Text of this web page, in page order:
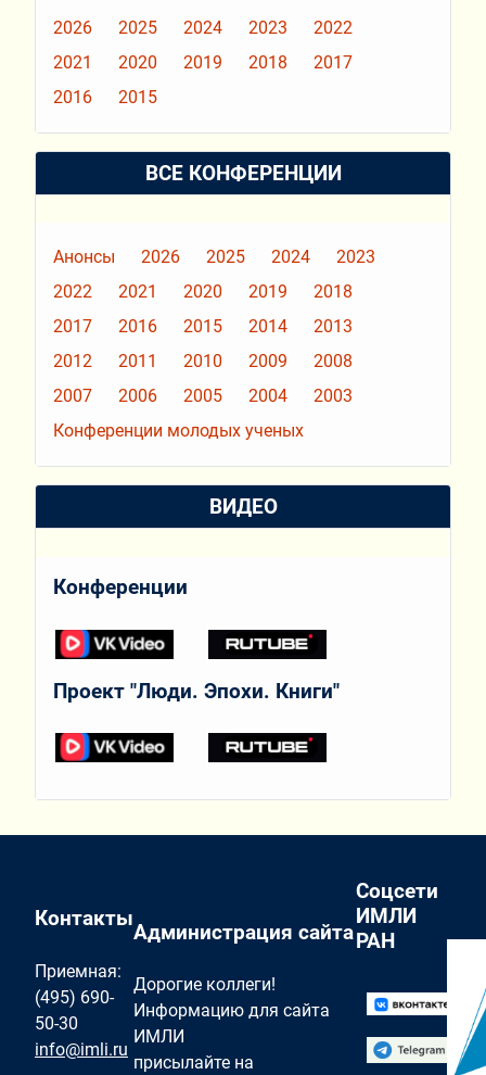
2026 2025 2024 2023
2022
2021
2020 2019 2018
2017
2016
2015
ВСЕ КОНФЕРЕНЦИИ
Анонсы 2026 2025 2024
2023
2022
2021 2020 2019
2018
2017
2016 2015 2014
2013
2012
2011 2010 2009
2008
2007
2006 2005 2004
2003
Конференции молодых ученых
ВИДЕО
Конференции
Проект "Люди. Эпохи. Книги"
Контакты
Приемная:
(495) 690-
50-30
info@imli.ru
Администрация сайта
Дорогие коллеги!
Информацию для сайта
ИМЛИ
присылайте на
Соцсети
ИМЛИ
РАН